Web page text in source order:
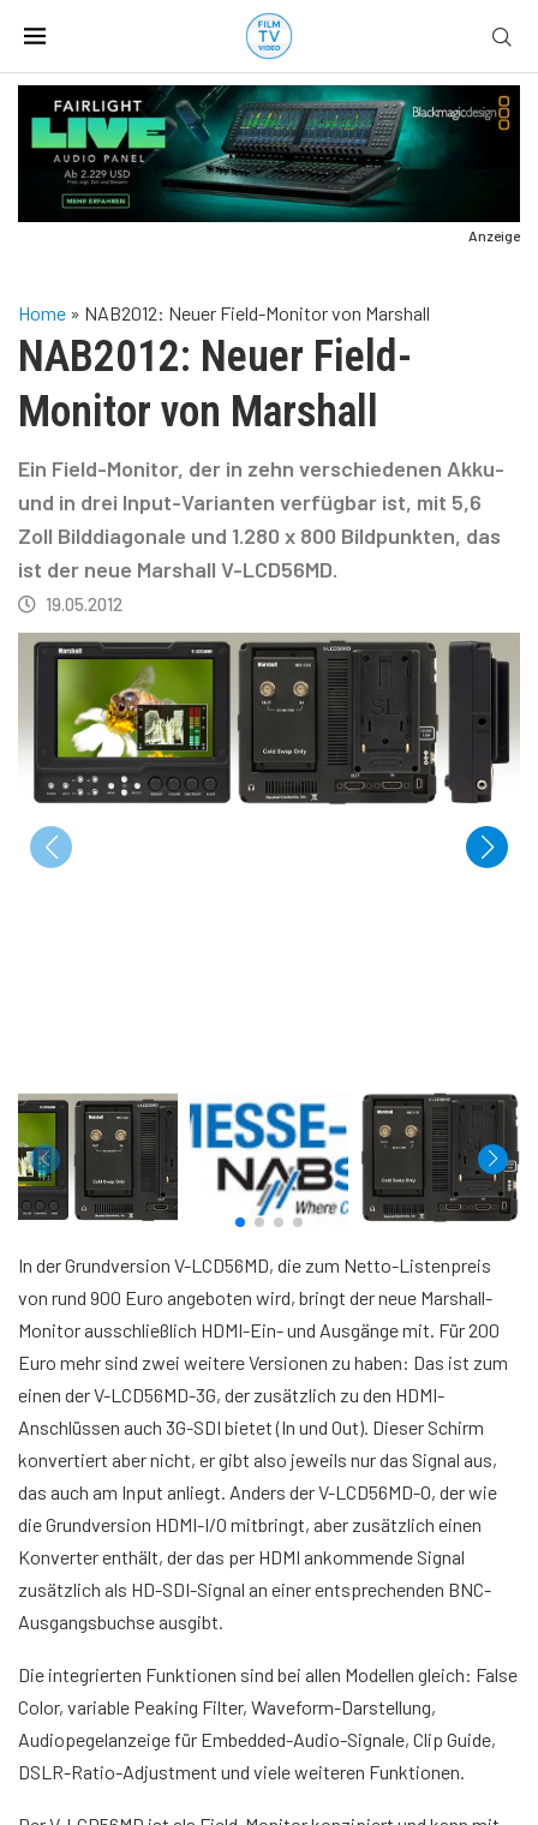
Anzeige
Home » NAB2012: Neuer Field-Monitor von Marshall
NAB2012: Neuer Field-
Monitor von Marshall
Ein Field-Monitor, der in zehn verschiedenen Akku-
und in drei Input-Varianten verfügbar ist, mit 5,6
Zoll Bilddiagonale und 1.280 x 800 Bildpunkten, das
ist der neue Marshall V-LCD56MD.
19.05.2012
In der Grundversion V-LCD56MD, die zum Netto-Listenpreis
von rund 900 Euro angeboten wird, bringt der neue Marshall-
Monitor ausschließlich HDMI-Ein- und Ausgänge mit. Für 200
Euro mehr sind zwei weitere Versionen zu haben: Das ist zum
einen der V-LCD56MD-3G, der zusätzlich zu den HDMI-
Anschlüssen auch 3G-SDI bietet (In und Out). Dieser Schirm
konvertiert aber nicht, er gibt also jeweils nur das Signal aus,
das auch am Input anliegt. Anders der V-LCD56MD-O, der wie
die Grundversion HDMI-I/O mitbringt, aber zusätzlich einen
Konverter enthält, der das per HDMI ankommende Signal
zusätzlich als HD-SDI-Signal an einer entsprechenden BNC-
Ausgangsbuchse ausgibt.
Die integrierten Funktionen sind bei allen Modellen gleich: False
Color, variable Peaking Filter, Waveform-Darstellung,
Audiopegelanzeige für Embedded-Audio-Signale, Clip Guide,
DSLR-Ratio-Adjustment und viele weiteren Funktionen.